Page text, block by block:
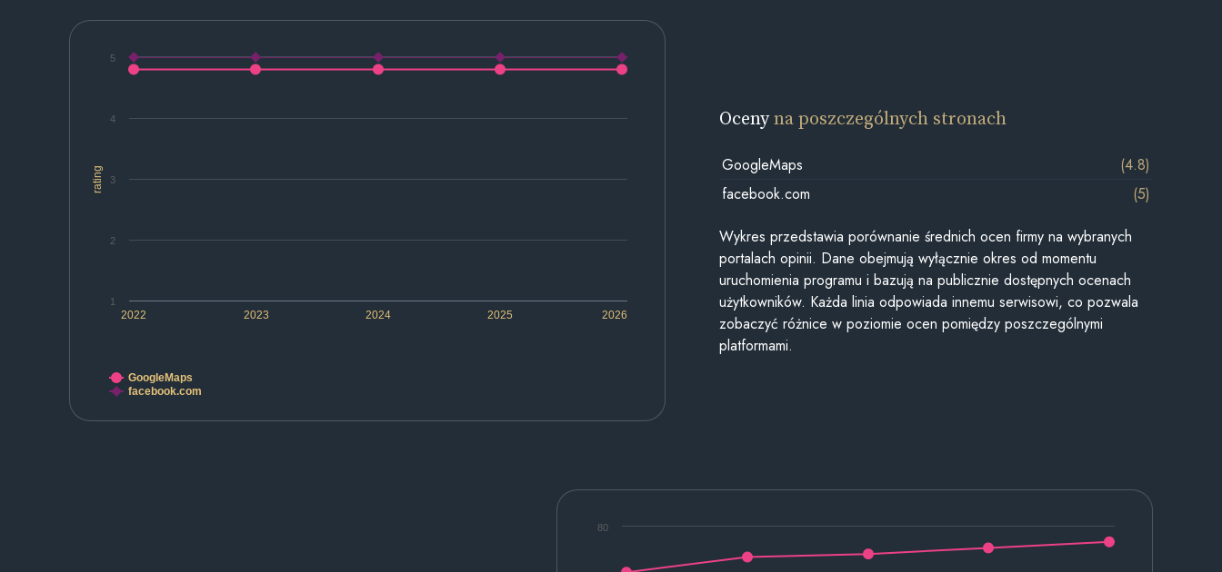
rating
2022 2023 2024 2025 2026
1
2
3
4
5
GoogleMaps
facebook.com
Ocenyna poszczególnych stronach
GoogleMaps
(4.8)
facebook.com
(5)
Wykres przedstawia porównanie średnich ocen firmy na wybranych
portalach opinii. Dane obejmują wyłącznie okres od momentu
uruchomienia programu i bazują na publicznie dostępnych ocenach
użytkowników. Każda linia odpowiada innemu serwisowi, co pozwala
zobaczyć różnice w poziomie ocen pomiędzy poszczególnymi
platformami.
80